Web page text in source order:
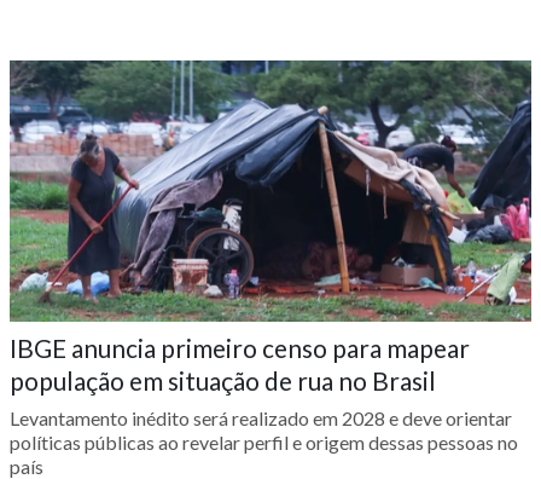
IBGE anuncia primeiro censo para mapear
população em situação de rua no Brasil
Levantamento inédito será realizado em 2028 e deve orientar
políticas públicas ao revelar perfil e origem dessas pessoas no
país